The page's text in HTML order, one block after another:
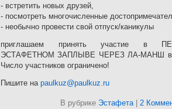
- встретить новых друзей,
- посмотреть многочисленные
- необычно провести свой отпуск/каникулы
приглашаем принять участие в
ЭСТАФЕТНОМ ЗАПЛЫВЕ ЧЕРЕЗ ЛА-МАНШ в
Число участников ограничено!
Пишите на paulkuz@paulkuz.ru
В рубрике Эстафета| 2